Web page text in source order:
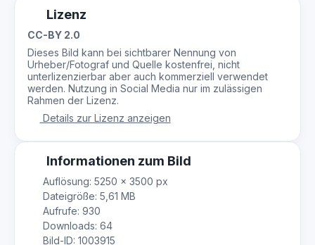
Lizenz
CC-BY 2.0
Dieses Bild kann bei sichtbarer Nennung von
Urheber/Fotograf und Quelle kostenfrei, nicht
unterlizenzierbar aber auch kommerziell verwendet
werden. Nutzung in Social Media nur im zulässigen
Rahmen der Lizenz.
Details zur Lizenz anzeigen
Informationen zum Bild
Auflösung: 5250 × 3500 px
Dateigröße: 5,61 MB
Aufrufe: 930
Downloads: 64
Bild-ID: 1003915